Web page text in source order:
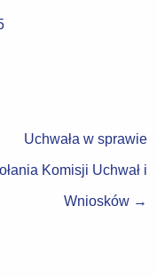
Uchwała w sprawie
Komisji Uchwał i
Wniosków →